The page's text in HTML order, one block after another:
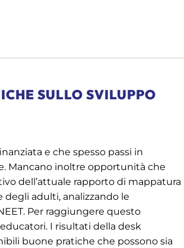
SULLO SVILUPPO
e che spesso passi in
Mancano inoltre opportunità che
dell’attuale rapporto di mappatura
adulti, analizzando le
Per raggiungere questo
I risultati della desk
buone pratiche che possono sia